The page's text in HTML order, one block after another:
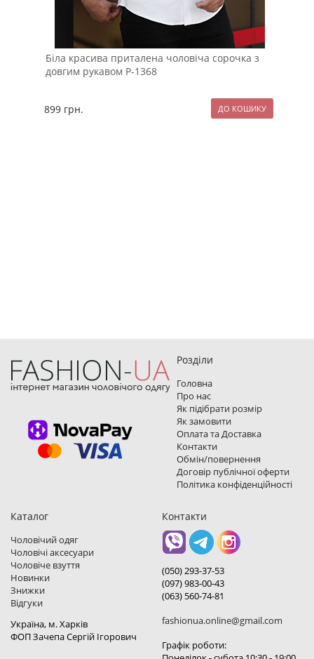
Біла красива приталена чоловіча сорочка з
довгим рукавом Р-1368
899 грн.
Розділи
Головна
Про нас
Як підібрати розмір
Як замовити
Оплата та Доставка
Контакти
Обмін/повернення
Договір публічної оферти
Політика конфіденційності
Каталог
Чоловічий одяг
Чоловічі аксесуари
Чоловіче взуття
Новинки
Знижки
Відгуки
Україна, м. Харкiв
ФОП Зачепа Сергій Ігорович
Контакти
(050) 293-37-53
(097) 983-00-43
(063) 560-74-81
fashionua.online@gmail.com
Графік роботи: